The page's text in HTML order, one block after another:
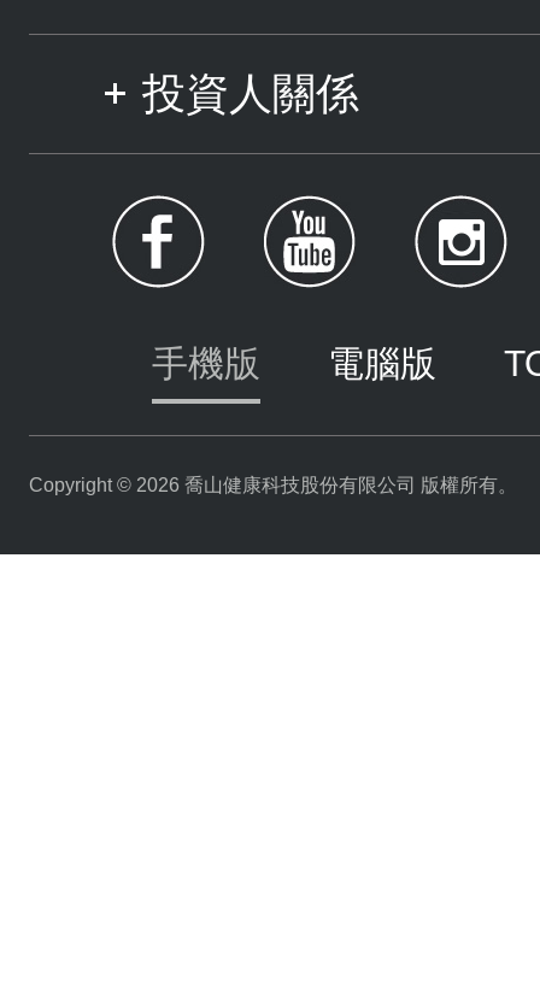
投資人關係
手機版 電腦版
Copyright © 2026 喬山健康科技股份有限公司 版權所有。